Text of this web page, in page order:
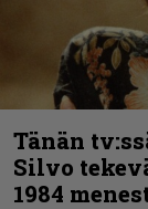
Tänän
Silvo
1984